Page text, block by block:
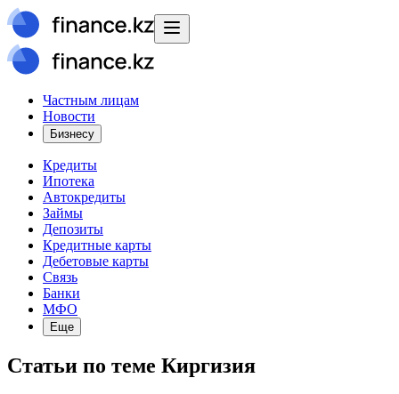
Частным лицам
Новости
Бизнесу
Кредиты
Ипотека
Автокредиты
Займы
Депозиты
Кредитные карты
Дебетовые карты
Связь
Банки
МФО
Еще
Статьи по теме Киргизия